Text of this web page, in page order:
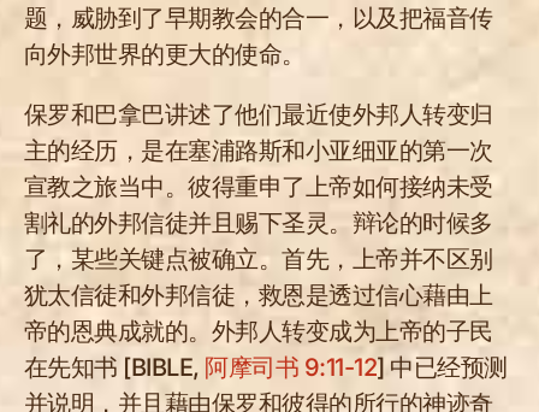
题，威胁到了早期教会的合一，以及把福音传
向外邦世界的更大的使命。
保罗和巴拿巴讲述了他们最近使外邦人转变归
主的经历，是在塞浦路斯和小亚细亚的第一次
宣教之旅当中。彼得重申了上帝如何接纳未受
割礼的外邦信徒并且赐下圣灵。辩论的时候多
了，某些关键点被确立。首先，上帝并不区别
犹太信徒和外邦信徒，救恩是透过信心藉由上
帝的恩典成就的。外邦人转变成为上帝的子民
在先知书 [BIBLE, 阿摩司书 9:11-12] 中已经预测
并说明，并且藉由保罗和彼得的所行的神迹奇